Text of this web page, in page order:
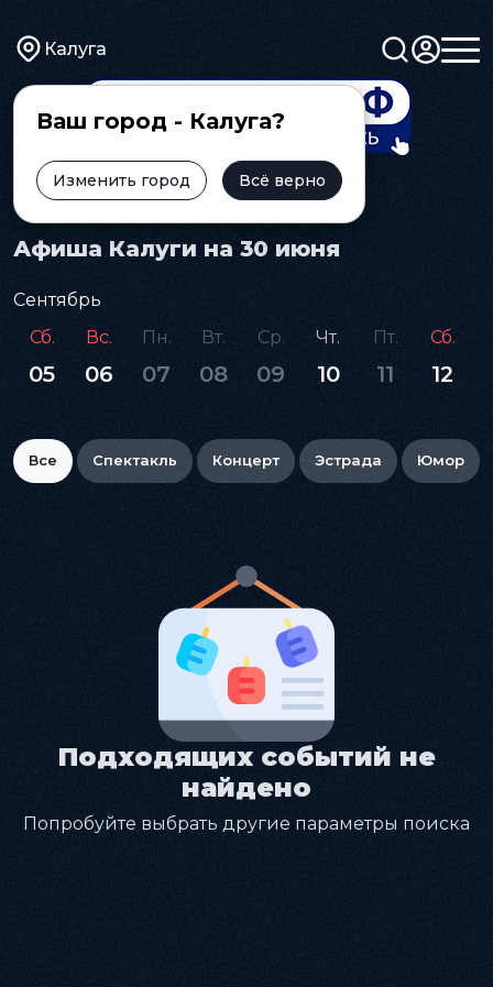
Калуга
Ваш город - Калуга?
Изменить город Всё верно
Главная Афиша
Афиша Калуги на 30 июня
Сентябрь
Сб.
05
Вс.
06
Пн.
07
Вт.
08
Ср.
09
Чт.
10
Пт.
11
Сб.
12
Все Спектакль Концерт Эстрада Юмор
Подходящих событий не
найдено
Попробуйте выбрать другие параметры поиска